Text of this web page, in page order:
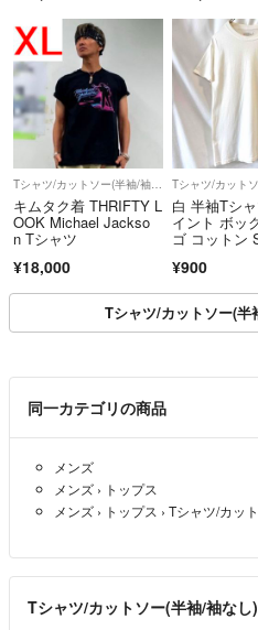
L 71016472
キムタク着 THRIFTY L
OOK Michael Jackso
n Tシャツ
¥18,000
白 半袖Tシ
イント ボッ
ゴ コットン
¥900
Tシャツ/カットソー(半
同一カテゴリの商品
メンズ
メンズ › トップス
メンズ › トップス › Tシャツ/カッ
Tシャツ/カットソー(半袖/袖な